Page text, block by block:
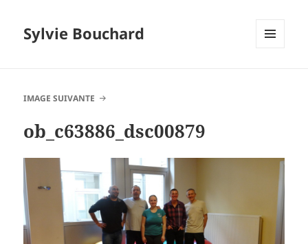
Sylvie Bouchard
IMAGE SUIVANTE
ob_c63886_dsc00879